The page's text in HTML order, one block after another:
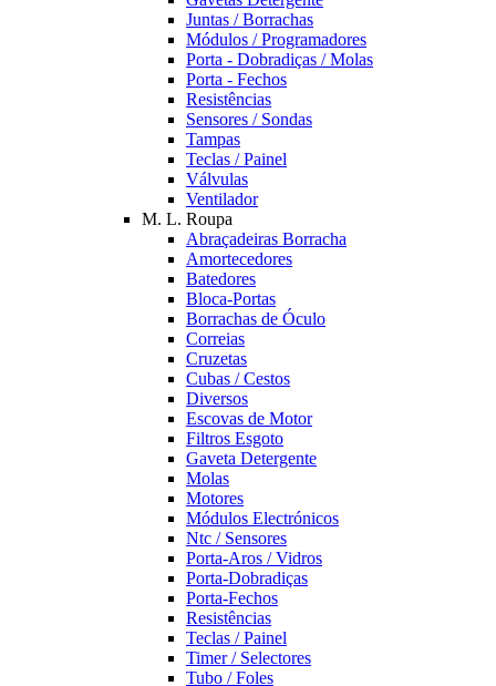
Juntas / Borrachas
Módulos / Programadores
Porta - Dobradiças / Molas
Porta - Fechos
Resistências
Sensores / Sondas
Tampas
Teclas / Painel
Válvulas
Ventilador
M. L. Roupa
Abraçadeiras Borracha
Amortecedores
Batedores
Bloca-Portas
Borrachas de Óculo
Correias
Cruzetas
Cubas / Cestos
Diversos
Escovas de Motor
Filtros Esgoto
Gaveta Detergente
Molas
Motores
Módulos Electrónicos
Ntc / Sensores
Porta-Aros / Vidros
Porta-Dobradiças
Porta-Fechos
Resistências
Teclas / Painel
Timer / Selectores
Tubo / Foles